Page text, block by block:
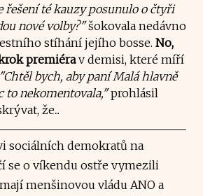
řešení té kauzy posunulo o čtyři
nové volby?"šokovala nedávno
stíhání jejího bosse. No,
premiérav demisi, které míří
"Chtěl bych, aby paní Malá hlavně
to nekomentovala,"prohlásil
že...
sociálních demokratů na
se o víkendu ostře vymezili
menšinovou vládu ANO a